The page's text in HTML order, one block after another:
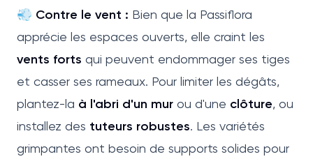
💨 Contre le vent : Bien que la Passiflora
apprécie les espaces ouverts, elle craint les
vents forts qui peuvent endommager ses tiges
et casser ses rameaux. Pour limiter les dégâts,
plantez-la à l'abri d'un mur ou d'une clôture, ou
installez des tuteurs robustes. Les variétés
grimpantes ont besoin de supports solides pour